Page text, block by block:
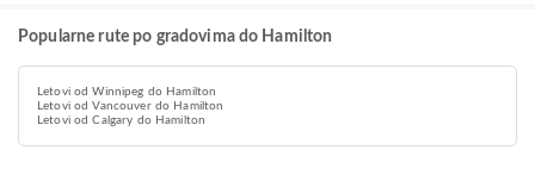
Popularne rute po gradovima do Hamilton
Letovi od Winnipeg do Hamilton
Letovi od Vancouver do Hamilton
Letovi od Calgary do Hamilton